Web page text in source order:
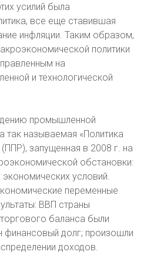
усилий была
все еще ставившая
инфляции. Таким образом,
политики
на
и технологической
промышленной
так называемая «Политика
запущенная в 2008 г. на
обстановки:
условий.
переменные
ВВП страны
баланса были
финансовый долг; произошли
доходов.